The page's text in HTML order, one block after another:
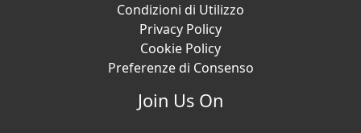
Condizioni di Utilizzo
Privacy Policy
Cookie Policy
Preferenze di Consenso
Join Us On